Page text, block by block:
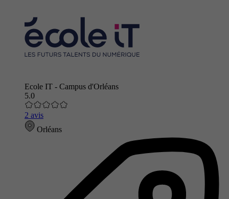
Ecole IT - Campus d'Orléans
5.0
2 avis
Orléans